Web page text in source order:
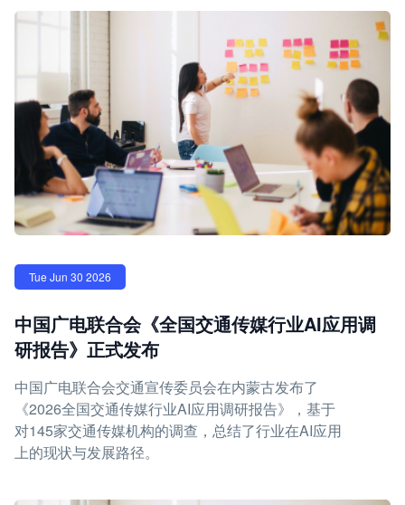
Tue Jun 30 2026
中国广电联合会《全国交通传媒行业AI应用调
研报告》正式发布
中国广电联合会交通宣传委员会在内蒙古发布了
《2026全国交通传媒行业AI应用调研报告》，基于
对145家交通传媒机构的调查，总结了行业在AI应用
上的现状与发展路径。